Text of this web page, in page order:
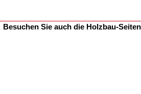
Besuchen Sie auch die Holzbau-